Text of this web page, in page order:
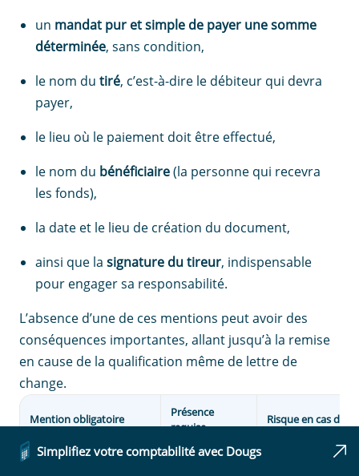
un mandat pur et simple de payer une somme
déterminée, sans condition,
le nom du tiré, c’est-à-dire le débiteur qui devra
payer,
le lieu où le paiement doit être effectué,
le nom du bénéficiaire(la personne qui recevra
les fonds),
la date et le lieu de création du document,
ainsi que la signature du tireur, indispensable
pour engager sa responsabilité.
L’absence d’une de ces mentions peut avoir des
conséquences importantes, allant jusqu’à la remise
en cause de la qualification même de lettre de
change.
Mention obligatoire
Présence
requise
Risque en cas
Mention "lettre de
Simplifiez votre comptabilité avec Dougs